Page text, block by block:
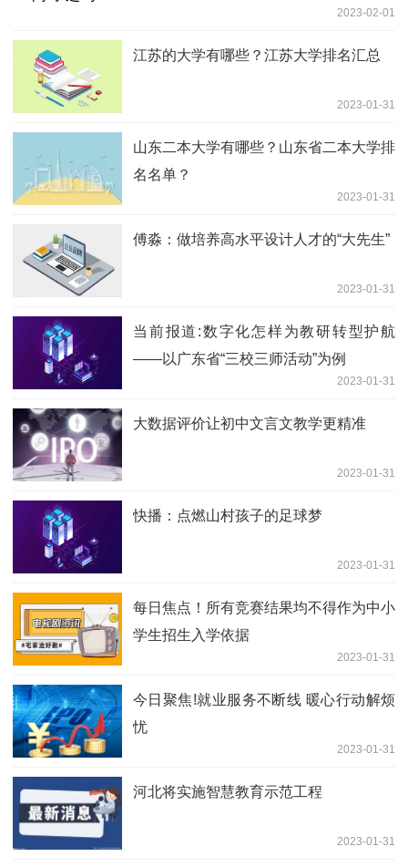
2023-02-01
江苏的大学有哪些？江苏大学排名汇总
2023-01-31
山东二本大学有哪些？山东省二本大学排
名名单？
2023-01-31
傅淼：做培养高水平设计人才的“大先生”
2023-01-31
当前报道:数字化怎样为教研转型护航
——以广东省“三校三师活动”为例
2023-01-31
大数据评价让初中文言文教学更精准
2023-01-31
快播：点燃山村孩子的足球梦
2023-01-31
每日焦点！所有竞赛结果均不得作为中小
学生招生入学依据
2023-01-31
今日聚焦!就业服务不断线 暖心行动解烦
忧
2023-01-31
河北将实施智慧教育示范工程
2023-01-31